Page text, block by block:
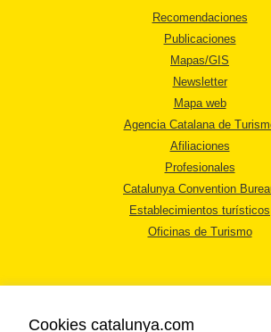
Recomendaciones
Publicaciones
Mapas/GIS
Newsletter
Mapa web
Agencia Catalana de
Afiliaciones
Profesionales
Catalunya Convention
Establecimientos turísticos
Oficinas de Turismo
Cookies catalunya.com